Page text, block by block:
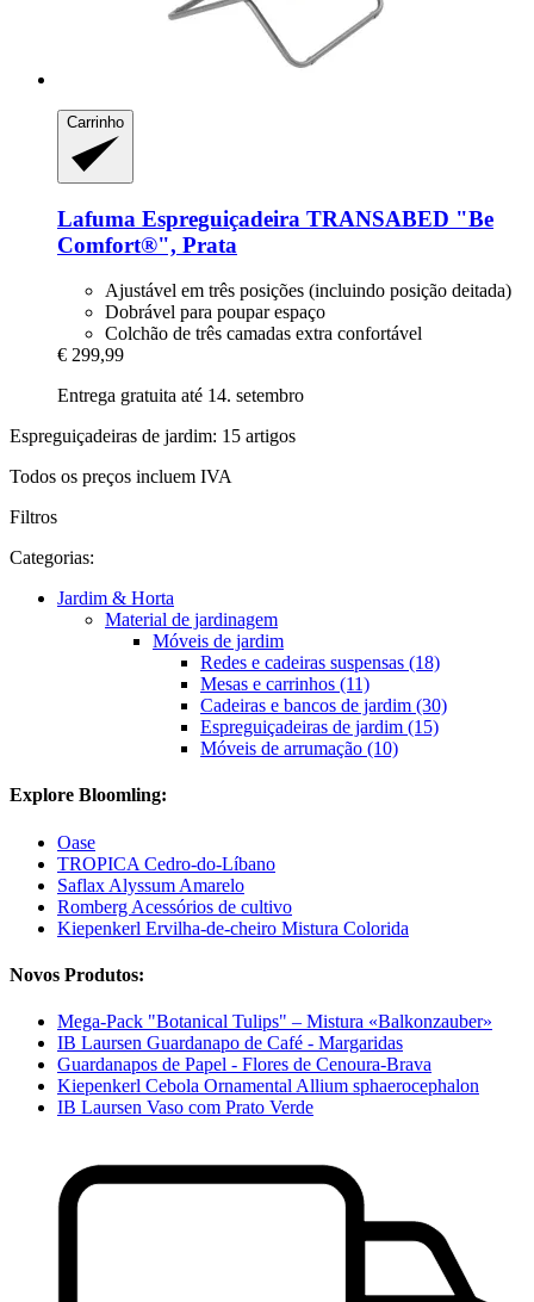
Carrinho
Lafuma Espreguiçadeira TRANSABED "Be
Comfort®", Prata
Ajustável em três posições (incluindo posição deitada)
Dobrável para poupar espaço
Colchão de três camadas extra confortável
€ 299,99
Entrega gratuita até 14. setembro
Espreguiçadeiras de jardim: 15 artigos
Todos os preços incluem IVA
Filtros
Categorias:
Jardim & Horta
Material de jardinagem
Móveis de jardim
Redes e cadeiras suspensas (18)
Mesas e carrinhos (11)
Cadeiras e bancos de jardim (30)
Espreguiçadeiras de jardim (15)
Móveis de arrumação (10)
Explore Bloomling:
Oase
TROPICA Cedro-do-Líbano
Saflax Alyssum Amarelo
Romberg Acessórios de cultivo
Kiepenkerl Ervilha-de-cheiro Mistura Colorida
Novos Produtos:
Mega-Pack "Botanical Tulips" – Mistura «Balkonzauber»
IB Laursen Guardanapo de Café - Margaridas
Guardanapos de Papel - Flores de Cenoura-Brava
Kiepenkerl Cebola Ornamental Allium sphaerocephalon
IB Laursen Vaso com Prato Verde